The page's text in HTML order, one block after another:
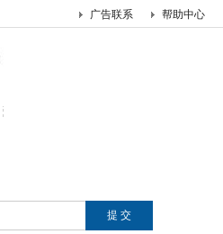
帮助中心
广告联系